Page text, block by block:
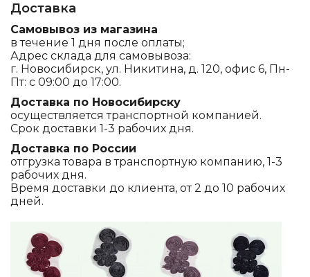
Доставка
Самовывоз из магазина
в течение 1 дня после оплаты;
Адрес склада для самовывоза:
г. Новосибирск, ул. Никитина, д. 120, офис 6, Пн-
Пт: с 09:00 до 17:00.
Доставка по Новосибирску
осуществляется транспортной компанией.
Срок доставки 1-3 рабочих дня.
Доставка по России
отгрузка товара в транспортную компанию, 1-3
рабочих дня.
Время доставки до клиента, от 2 до 10 рабочих
дней.